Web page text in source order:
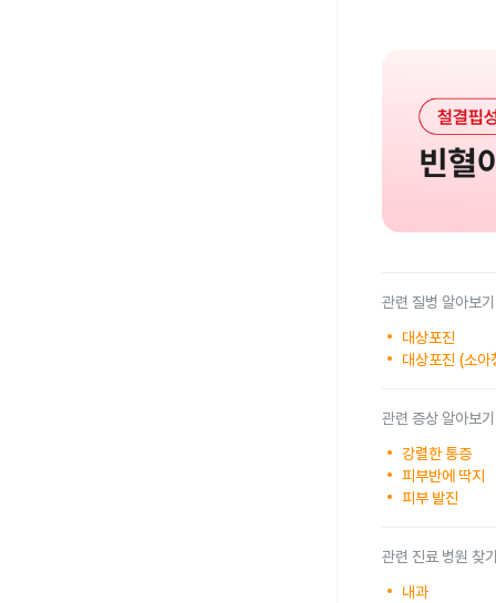
관련 질병 알아보기
대상포진
대상포진 (소아
관련 증상 알아보기
강렬한 통증
피부반에 딱지
피부 발진
관련 진료 병원 찾
내과